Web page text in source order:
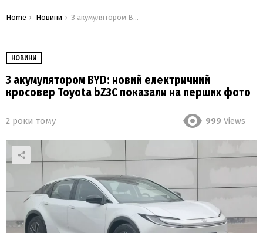
You are here:
Home Новини З акумулятором BYD: новий електричний кросовер Toyota bZ3C показали на перших фото
НОВИНИ
З акумулятором BYD: новий електричний
кросовер Toyota bZ3C показали на перших фото
2 роки тому 999 Views